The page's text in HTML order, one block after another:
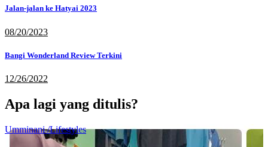
Jalan-jalan ke Hatyai 2023
08/20/2023
Bangi Wonderland Review Terkini
12/26/2022
Apa lagi yang ditulis?
Umminani /Lifestyles